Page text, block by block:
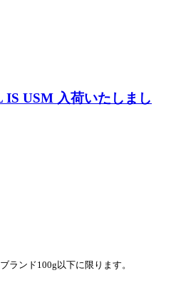
IS USM 入荷いたしまし
ランド100g以下に限ります。